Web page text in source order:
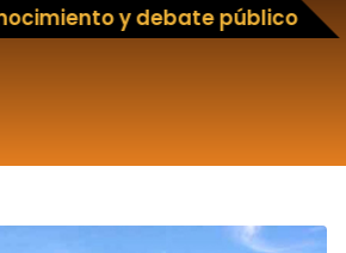
y debate público